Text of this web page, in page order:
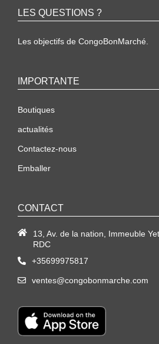
LES QUESTIONS ?
Les objectifs de CongoBonMarché.
IMPORTANTE
Boutiques
actualités
Contactez-nous
Emballer
CONTACT
13, Av. de la nation, Immeuble
RDC
+35699975817
ventes@congobonmarche.com